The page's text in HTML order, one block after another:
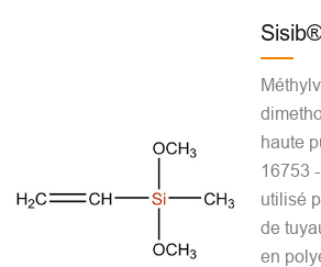
haute
16753
utilisé
de
en